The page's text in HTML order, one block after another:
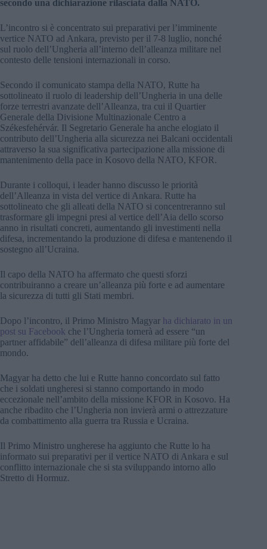
secondo una dichiarazione rilasciata dalla NATO.
L’incontro si è concentrato sui preparativi per l’imminente
vertice NATO ad Ankara, previsto per il 7-8 luglio, nonché
sul ruolo dell’Ungheria all’interno dell’alleanza militare nel
contesto delle tensioni internazionali in corso.
Secondo il comunicato stampa della NATO, Rutte ha
sottolineato il ruolo di leadership dell’Ungheria in una delle
forze terrestri avanzate dell’Alleanza, tra cui il Quartier
Generale della Divisione Multinazionale Centro a
Székesfehérvár. Il Segretario Generale ha anche elogiato il
contributo dell’Ungheria alla sicurezza nei Balcani occidentali
attraverso la sua significativa partecipazione alla missione di
mantenimento della pace in Kosovo della NATO, KFOR.
Durante i colloqui, i leader hanno discusso le priorità
dell’Alleanza in vista del vertice di Ankara. Rutte ha
sottolineato che gli alleati della NATO si concentreranno sul
trasformare gli impegni presi al vertice dell’Aia dello scorso
anno in risultati concreti, aumentando gli investimenti nella
difesa, incrementando la produzione di difesa e mantenendo il
sostegno all’Ucraina.
Il capo della NATO ha affermato che questi sforzi
contribuiranno a creare un’alleanza più forte e ad aumentare
la sicurezza di tutti gli Stati membri.
Dopo l’incontro, il Primo Ministro Magyar ha dichiarato in un
post su Facebook che l’Ungheria tornerà ad essere “un
partner affidabile” dell’alleanza di difesa militare più forte del
mondo.
Magyar ha detto che lui e Rutte hanno concordato sul fatto
che i soldati ungheresi si stanno comportando in modo
eccezionale nell’ambito della missione KFOR in Kosovo. Ha
anche ribadito che l’Ungheria non invierà armi o attrezzature
da combattimento alla guerra tra Russia e Ucraina.
Il Primo Ministro ungherese ha aggiunto che Rutte lo ha
informato sui preparativi per il vertice NATO di Ankara e sul
conflitto internazionale che si sta sviluppando intorno allo
Stretto di Hormuz.